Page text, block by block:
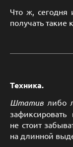
Что ж,
получать такие
Техника.
Штатив либо
не стоит
на длинной